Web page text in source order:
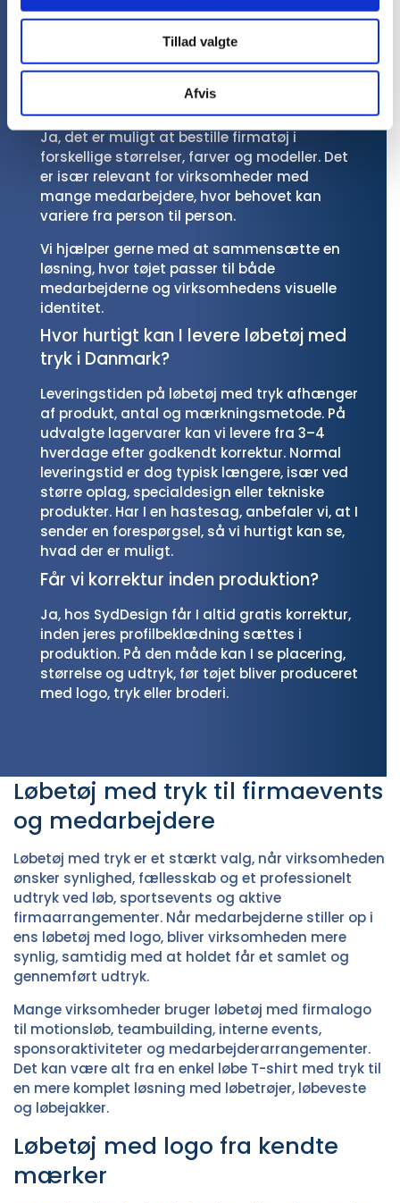
Tillad valgte
Afvis
sponsorer eller eventnavn. Kontakt os for at
minimumsantal og leveringstid.
Kan man bestille firmatøj i forskellige
størrelser og farver?
Ja, det er muligt at bestille firmatøj i
forskellige størrelser, farver og modeller. Det
er især relevant for virksomheder med
mange medarbejdere, hvor behovet kan
variere fra person til person.
Vi hjælper gerne med at sammensætte en
løsning, hvor tøjet passer til både
medarbejderne og virksomhedens visuelle
identitet.
Hvor hurtigt kan I levere løbetøj med
tryk i Danmark?
Leveringstiden på løbetøj med tryk afhænger
af produkt, antal og mærkningsmetode. På
udvalgte lagervarer kan vi levere fra 3–4
hverdage efter godkendt korrektur. Normal
leveringstid er dog typisk længere, især ved
større oplag, specialdesign eller tekniske
produkter. Har I en hastesag, anbefaler vi, at I
sender en forespørgsel, så vi hurtigt kan se,
hvad der er muligt.
Får vi korrektur inden produktion?
Ja, hos SydDesign får I altid gratis korrektur,
inden jeres profilbeklædning sættes i
produktion. På den måde kan I se placering,
størrelse og udtryk, før tøjet bliver produceret
med logo, tryk eller broderi.
Løbetøj med tryk til firmaevents
og medarbejdere
Løbetøj med tryk er et stærkt valg, når virksomheden
ønsker synlighed, fællesskab og et professionelt
udtryk ved løb, sportsevents og aktive
firmaarrangementer. Når medarbejderne stiller op i
ens løbetøj med logo, bliver virksomheden mere
synlig, samtidig med at holdet får et samlet og
gennemført udtryk.
Mange virksomheder bruger løbetøj med firmalogo
til motionsløb, teambuilding, interne events,
sponsoraktiviteter og medarbejderarrangementer.
Det kan være alt fra en enkel løbe T-shirt med tryk til
en mere komplet løsning med løbetrøjer, løbeveste
og løbejakker.
Løbetøj med logo fra kendte
mærker